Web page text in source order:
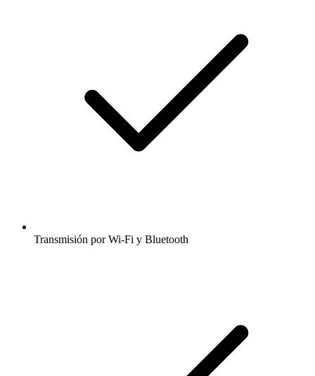
Transmisión por Wi-Fi y Bluetooth